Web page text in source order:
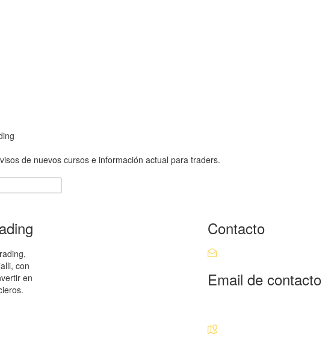
de nuevos cursos e información actual para traders.
con
en
Contacto
Email de contacto